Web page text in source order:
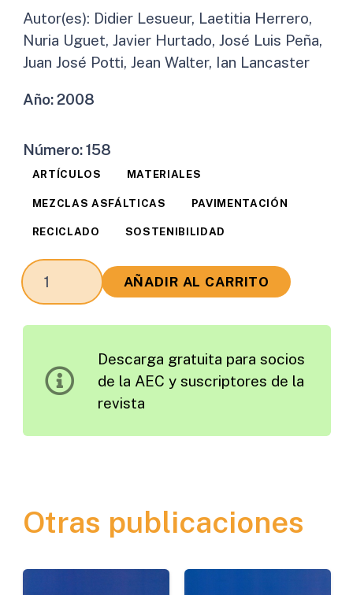
Autor(es): Didier Lesueur, Laetitia Herrero,
Nuria Uguet, Javier Hurtado, José Luis Peña,
Juan José Potti, Jean Walter, Ian Lancaster
Año:2008
Número:158
ARTÍCULOS MATERIALES
MEZCLAS ASFÁLTICAS PAVIMENTACIÓN
RECICLADO SOSTENIBILIDAD
Nanoemulsiones
de
Interés
de
Mezclas
AÑADIR AL CARRITO
Descarga gratuita para socios
de la AEC y suscriptores de la
revista
Otras publicaciones